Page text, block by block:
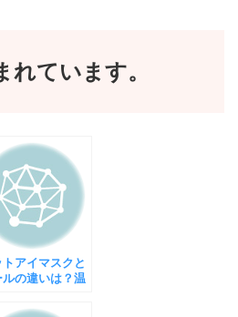
れています。
アイマスクと
ルの違いは？温
違い